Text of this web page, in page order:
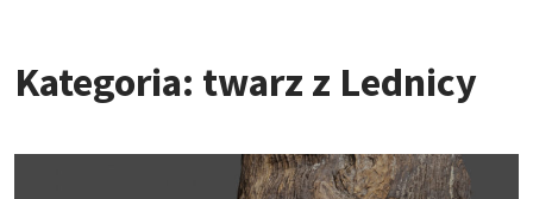
Kategoria: twarz z Lednicy